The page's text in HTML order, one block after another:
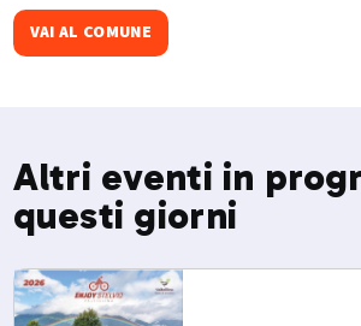
gastronomica con piatti della
VAI AL COMUNE
Altri eventi in
questi giorni